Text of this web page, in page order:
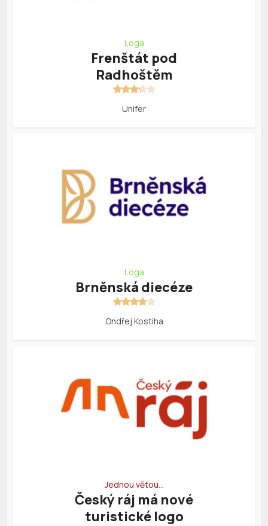
Loga
Frenštát pod
Radhoštěm
Unifer
Loga
Brněnská diecéze
Ondřej Kostiha
Jednou větou…
Český ráj má nové
turistické logo